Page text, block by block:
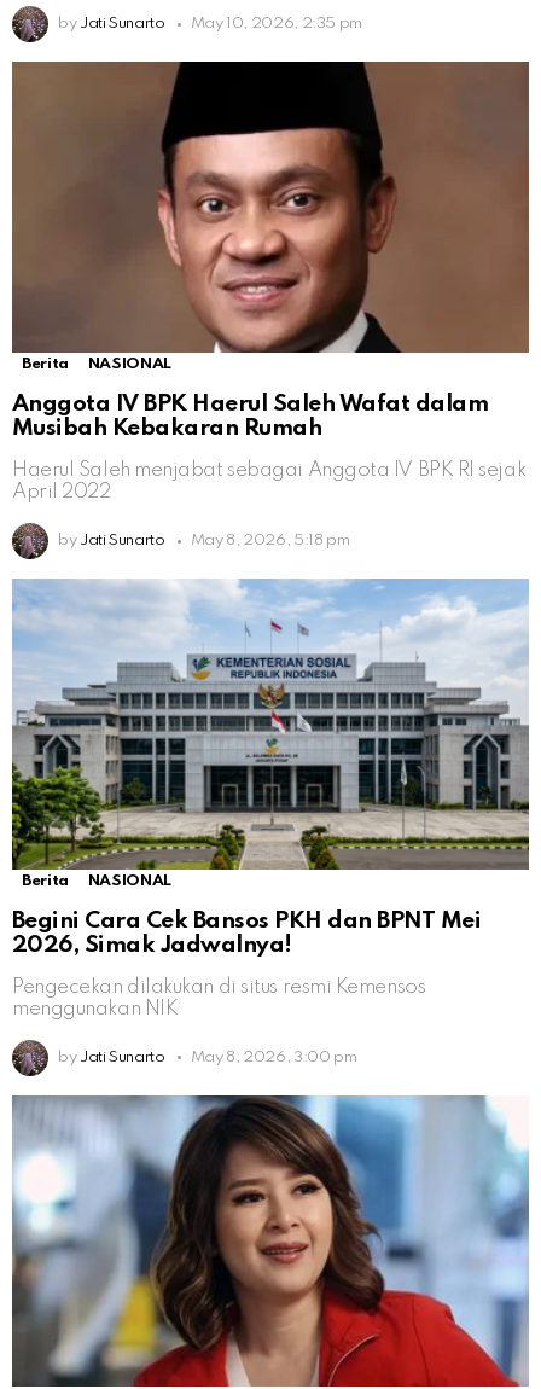
by Jati Sunarto May 10, 2026, 2:35 pm
Berita NASIONAL
Anggota IV BPK Haerul Saleh Wafat dalam
Musibah Kebakaran Rumah
Haerul Saleh menjabat sebagai Anggota IV BPK RI sejak
April 2022
by Jati Sunarto May 8, 2026, 5:18 pm
Berita NASIONAL
Begini Cara Cek Bansos PKH dan BPNT Mei
2026, Simak Jadwalnya!
Pengecekan dilakukan di situs resmi Kemensos
menggunakan NIK
by Jati Sunarto May 8, 2026, 3:00 pm